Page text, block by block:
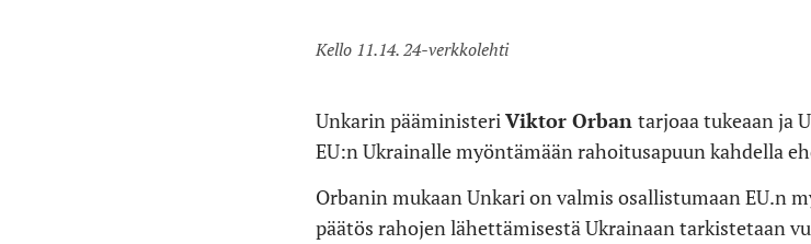
Kello 11.14. 24-verkkolehti
Unkarin pääministeriViktor Orban tarjoaa tukeaan ja
EU:n Ukrainalle myöntämään rahoitusapuun kahdella
Orbanin mukaan Unkari on valmis osallistumaan EU.n
päätös rahojen lähettämisestä Ukrainaan tarkistetaan